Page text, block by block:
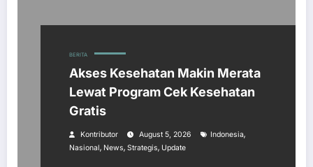
BERITA
Akses Kesehatan Makin Merata
Lewat Program Cek Kesehatan
Gratis
Kontributor August 5, 2026 Indonesia,
Nasional, News, Strategis, Update